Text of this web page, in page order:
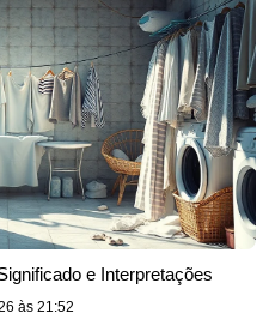
e Interpretações
às 21:52